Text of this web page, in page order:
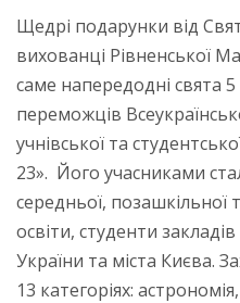
Щедрі подарунки від
вихованці Рівненської
саме напередодні свята
переможців
учнівської та
23». Його учасниками
середньої, позашкільної
освіти, студенти
України та міста Києва.
13 категоріях: